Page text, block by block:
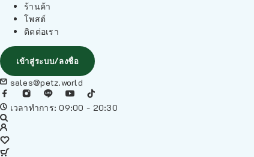
ร้านค้า
โพสต์
ติดต่อเรา
เข้าสู่ระบบ/ลงชื่อ
sales@petz.world
เวลาทำการ: 09:00 - 20:30